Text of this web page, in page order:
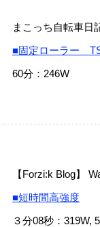
まこっち自転車日
■固定ローラー
60分：246W
【Forzi:k Blog】
■短時間高強度
３分08秒：319W,